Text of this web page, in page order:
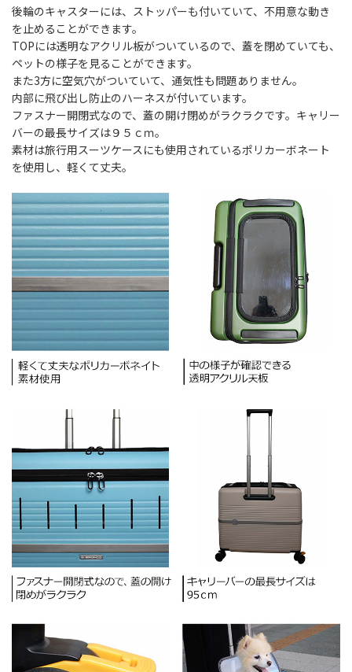
後輪のキャスターには、ストッパーも付いていて、不用意な動き
を止めることができます。
TOPには透明なアクリル板がついているので、蓋を閉めていても、
ペットの様子を見ることができます。
また3方に空気穴がついていて、通気性も問題ありません。
内部に飛び出し防止のハーネスが付いています。
ファスナー開閉式なので、蓋の開け閉めがラクラクです。キャリー
バーの最長サイズは９５ｃｍ。
素材は旅行用スーツケースにも使用されているポリカーボネート
を使用し、軽くて丈夫。